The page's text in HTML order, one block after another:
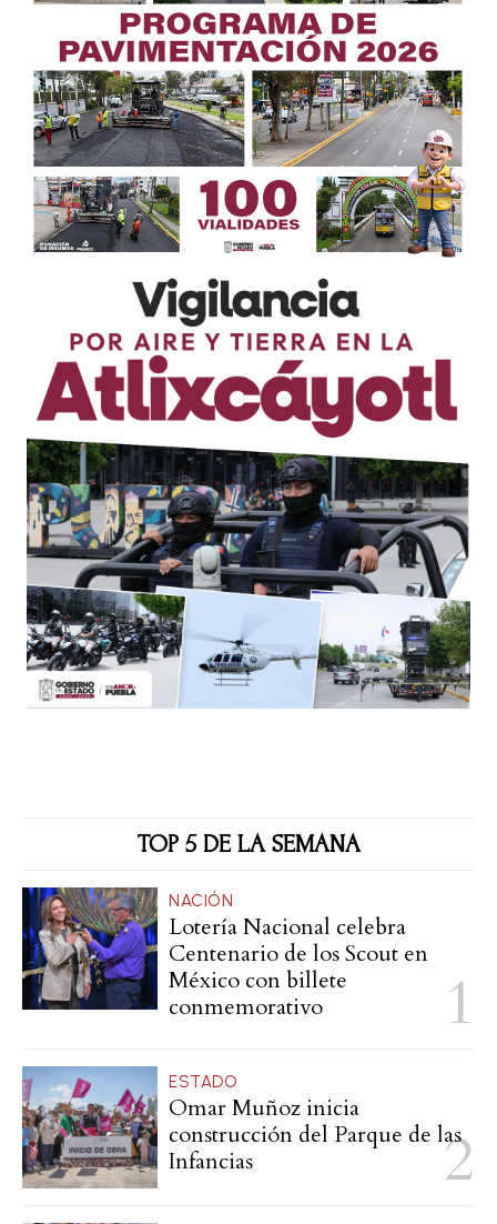
TOP 5 DE LA SEMANA
NACIÓN
Lotería Nacional celebra
Centenario de los Scout en
México con billete
conmemorativo
ESTADO
Omar Muñoz inicia
construcción del Parque de las
Infancias